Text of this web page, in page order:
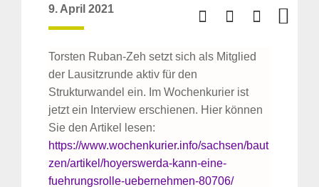
9. April 2021
Torsten Ruban-Zeh setzt sich als Mitglied
der Lausitzrunde aktiv für den
Strukturwandel ein. Im Wochenkurier ist
jetzt ein Interview erschienen. Hier können
Sie den Artikel lesen:
https://www.wochenkurier.info/sachsen/baut
zen/artikel/hoyerswerda-kann-eine-
fuehrungsrolle-uebernehmen-80706/